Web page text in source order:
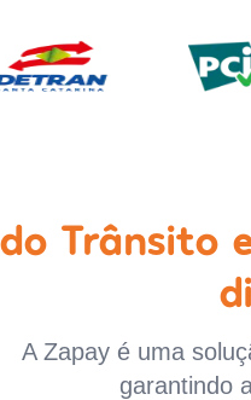
Trânsito
A Zapay é uma
garantindo